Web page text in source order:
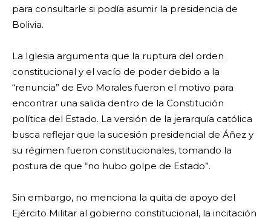
para consultarle si podía asumir la presidencia de
Bolivia.
La Iglesia argumenta que la ruptura del orden
constitucional y el vacío de poder debido a la
“renuncia” de Evo Morales fueron el motivo para
encontrar una salida dentro de la Constitución
política del Estado. La versión de la jerarquía católica
busca reflejar que la sucesión presidencial de Áñez y
su régimen fueron constitucionales, tomando la
postura de que “no hubo golpe de Estado”.
Sin embargo, no menciona la quita de apoyo del
Ejército Militar al gobierno constitucional, la incitación